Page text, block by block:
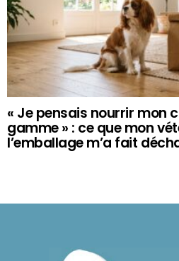
« Je pensais nourrir mon
gamme » : ce que mon
l’emballage m’a fait